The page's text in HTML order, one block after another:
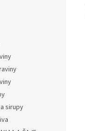
sirupy